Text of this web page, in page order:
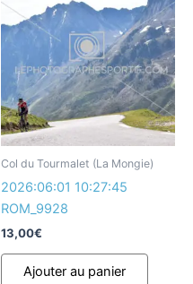
Col du Tourmalet (La Mongie)
2026:06:01 10:27:45
ROM_9928
13,00€
Ajouter au panier